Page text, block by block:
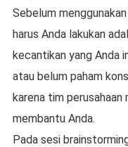
Sebelum
harus Anda lakukan
kecantikan yang Anda
atau belum paham
karena tim
membantu Anda.
Pada sesi